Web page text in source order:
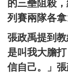
的三壘阻殺
列賽兩隊各拿
張政禹提到
是叫我大膽
信自己。」